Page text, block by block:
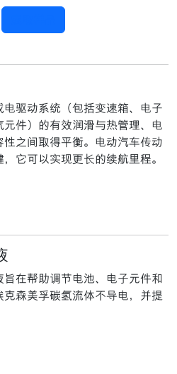
驱动系统（包括变速箱、电子
件）的有效润滑与热管理、电
之间取得平衡。电动汽车传动
它可以实现更长的续航里程。
在帮助调节电池、电子元件和
森美孚碳氢流体不导电，并提